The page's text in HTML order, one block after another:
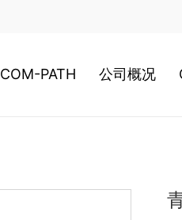
COM-PATH 公司概况
经营理念